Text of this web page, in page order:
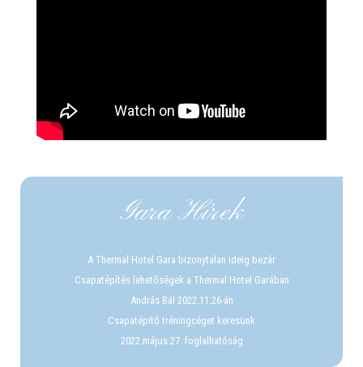
Gara Hírek
A Thermal Hotel Gara bizonytalan ideig bezár
Csapatépítés lehetőségek a Thermal Hotel Garában
András Bál 2022.11.26-án
Csapatépítő tréningcéget keresünk
2022.május 27. foglalhatóság